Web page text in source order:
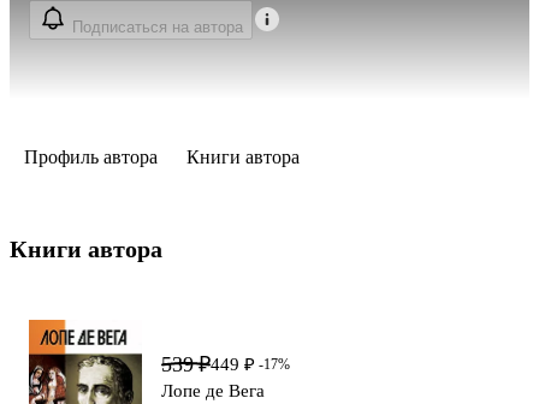
Подписаться на автора
Профиль автора Книги автора
Книги автора
539 ₽449 ₽ -17%
Лопе де Вега